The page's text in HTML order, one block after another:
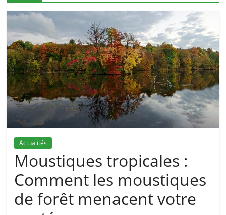
Actualités
Moustiques tropicales :
Comment les moustiques
de forêt menacent votre